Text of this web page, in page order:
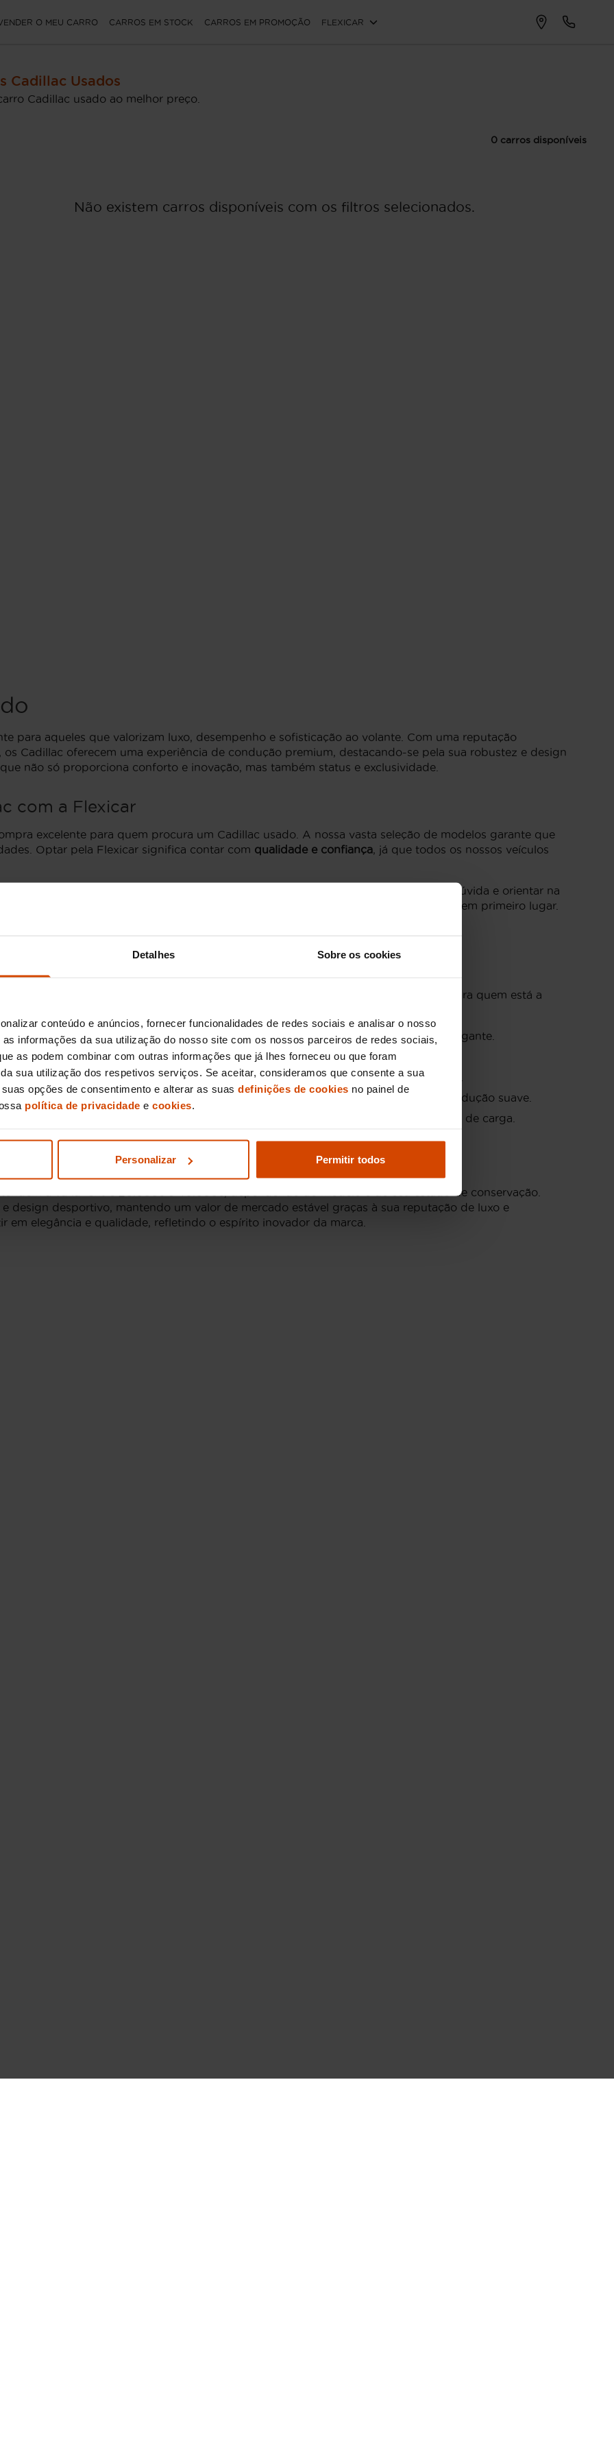
Detalhes Sobre os cookies
conteúdo e anúncios, fornecer funcionalidades de redes sociais e analisar o nosso
as informações da sua utilização do nosso site com os nossos parceiros de redes sociais,
as podem combinar com outras informações que já lhes forneceu ou que foram
sua utilização dos respetivos serviços. Se aceitar, consideramos que consente a sua
opções de consentimento e alterar as suas definições de cookies no painel de
política de privacidade e cookies.
Personalizar Permitir todos
O MEU CARRO CARROS EM STOCK CARROS EM PROMOÇÃO FLEXICAR
Cadillac Usados
Cadillac usado ao melhor preço.
0 carros disponíveis
Não existem carros disponíveis com os filtros selecionados.
para aqueles que valorizam luxo, desempenho e sofisticação ao volante. Com uma reputação
Cadillac oferecem uma experiência de condução premium, destacando-se pela sua robustez e design
não só proporciona conforto e inovação, mas também status e exclusividade.
com a Flexicar
excelente para quem procura um Cadillac usado. A nossa vasta seleção de modelos garante que
Optar pela Flexicar significa contar com qualidade e confiança, já que todos os nossos veículos
experientes e dedicados, sempre prontos para ajudar a esclarecer qualquer dúvida e orientar na
connosco é beneficiar de um serviço personalizado que coloca as suas prioridades em primeiro lugar.
disponíveis no mercado de usados, cada um com uma descrição curta e útil para quem está a
com um desempenho ágil. Ideal para quem procura um veículo sofisticado e elegante.
e motor potente, este modelo oferece uma experiência de condução premium.
para famílias que valorizam conforto e espaço sem comprometer a elegância.
se pelo seu interior requintado e tecnologia avançada, proporcionando uma condução suave.
estilo moderno com funcionalidade, adequado para quem necessita de mais espaço de carga.
em Portugal
a variar entre 20.000€ e 40.000€, dependendo do modelo e do seu estado de conservação.
design desportivo, mantendo um valor de mercado estável graças à sua reputação de luxo e
elegância e qualidade, refletindo o espírito inovador da marca.